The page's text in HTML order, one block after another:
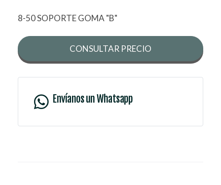
8-50 SOPORTE GOMA "B"
CONSULTAR PRECIO
Envíanos un Whatsapp